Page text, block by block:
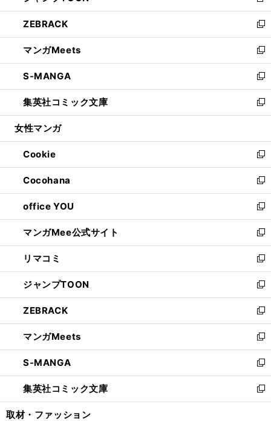
開
く
ウ
で
開
く
ン
ド
ウ
で
開
く
ウ
ィ
ン
ド
ウ
で
開
く
し
い
ウ
ィ
ン
ド
ウ
で
開
ZEBRACK
新
し
い
ウ
ィ
ン
ド
ウ
開
く
マンガMeets
新
し
い
ウ
ィ
ン
ウ
で
開
く
S-MANGA
新
し
い
ウ
ン
ド
ウ
で
開
く
集英社コミック文庫
新
し
ウ
ィ
ン
ド
ウ
で
開
く
女性マンガ
Cookie
新
し
い
ウ
ィ
ン
ド
ウ
で
開
く
Cocohana
新
し
い
ウ
ィ
ン
ド
ウ
で
開
く
office YOU
新
し
い
ウ
ィ
ン
ド
ウ
で
開
く
マンガMee公式サイト
新
し
い
ウ
ィ
ン
ド
ウ
で
開
く
リマコミ
新
し
い
ウ
ィ
ン
ド
ウ
で
開
く
ジャンプTOON
新
し
い
ウ
ィ
ン
ド
ウ
で
開
ZEBRACK
新
し
い
ウ
ィ
ン
ド
ウ
マンガMeets
新
し
い
ウ
ィ
ン
S-MANGA
新
し
い
ウ
集英社コミック文庫
新
し
取材・ファッション